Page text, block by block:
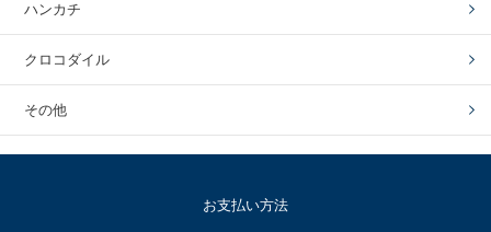
ハンカチ
クロコダイル
その他
お支払い方法